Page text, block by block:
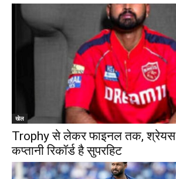
खेल
Trophy से लेकर फाइनल तक, श्रेयस
कप्तानी रिकॉर्ड है सुपरहिट